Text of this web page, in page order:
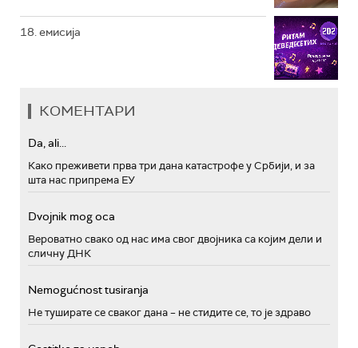
18. емисија
КОМЕНТАРИ
Da, ali...
Како преживети прва три дана катастрофе у Србији, и за
шта нас припрема ЕУ
Dvojnik mog oca
Вероватно свако од нас има свог двојника са којим дели и
сличну ДНК
Nemogućnost tusiranja
Не туширате се сваког дана – не стидите се, то је здраво